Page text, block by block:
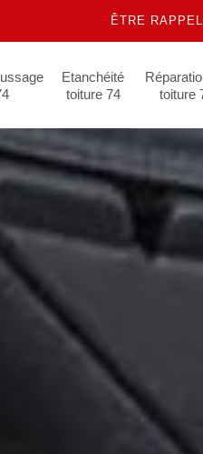
ÊTRE
Etanchéité
toiture 74
toiture